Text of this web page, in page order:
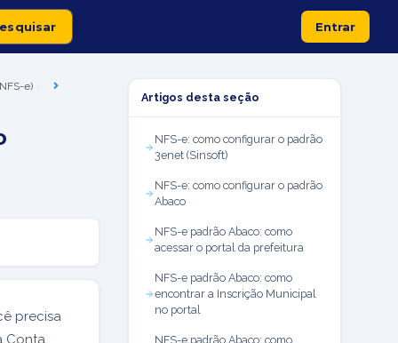
Entrar
e)
precisa
Conta
Artigos desta seção
NFS-e: como configurar o padrão
3enet (Sinsoft)
NFS-e: como configurar o padrão
Abaco
NFS-e padrão Abaco: como
acessar o portal da prefeitura
NFS-e padrão Abaco: como
encontrar a Inscrição Municipal
no portal
NFS-e padrão Abaco: como